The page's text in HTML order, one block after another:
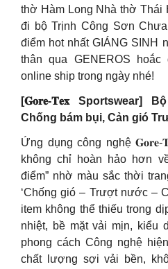
thờ Hàm Long Nhà thờ Thái
đi bộ Trịnh Công Sơn
điểm hot nhất GIÁNG SINH
thân qua GENEROS hoắc
online ship trong ngày nhé!
[𝐆𝐨𝐫𝐞-𝐓𝐞𝐱 Sportswear]
Chống bám bụi, Cản gió
Ứng dụng công nghệ 𝐆𝐨𝐫𝐞-
không chỉ hoàn hảo hơn
điểm” nhờ màu sắc thời
‘Chống gió – Trượt nước –
item không thể thiếu trong
nhiệt, bề mặt vải mịn, kiểu
phong cách Công nghệ
chất lượng sợi vải bền,